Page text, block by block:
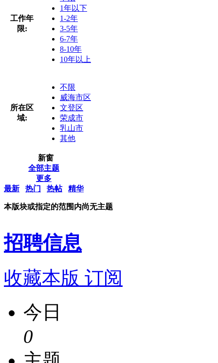
工作年
限:
1年以下
1-2年
3-5年
6-7年
8-10年
10年以上
所在区
域:
不限
威海市区
文登区
荣成市
乳山市
其他
新窗
全部主题
更多
最新
热门 热帖 精华
本版块或指定的范围内尚无主题
招聘信息
收藏本版 订阅
今日
0